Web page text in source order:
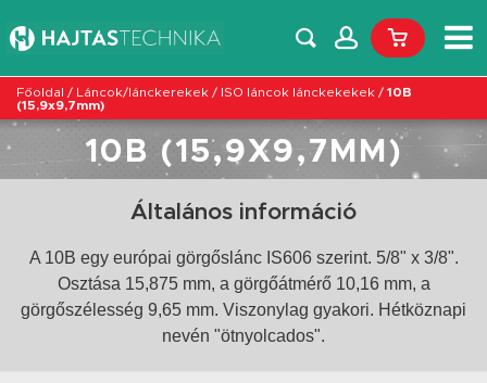
Főoldal / Láncok/lánckerekek / ISO láncok lánckekekek / 10B
(15,9x9,7mm)
10B (15,9X9,7MM)
Általános információ
A 10B egy európai görgőslánc IS606 szerint. 5/8" x 3/8".
Osztása 15,875 mm, a görgőátmérő 10,16 mm, a
görgőszélesség 9,65 mm. Viszonylag gyakori. Hétköznapi
nevén "ötnyolcados".